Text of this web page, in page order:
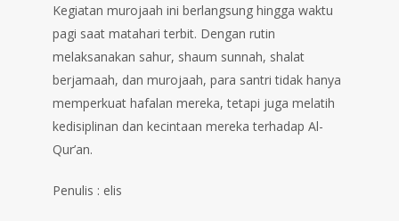
Kegiatan murojaah ini berlangsung hingga waktu
pagi saat matahari terbit. Dengan rutin
melaksanakan sahur, shaum sunnah, shalat
berjamaah, dan murojaah, para santri tidak hanya
memperkuat hafalan mereka, tetapi juga melatih
kedisiplinan dan kecintaan mereka terhadap Al-
Qur’an.
Penulis : elis